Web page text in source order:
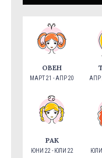
ОВЕН
МАРТ 21 - АПР 20 АПР
РАК
ЮНИ 22 - ЮЛИ 22 ЮЛИ